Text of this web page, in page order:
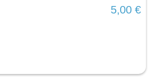
5,00 €